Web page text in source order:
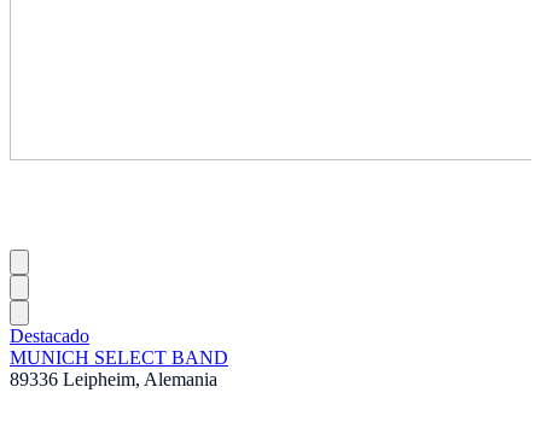
Destacado
MUNICH SELECT BAND
89336 Leipheim, Alemania